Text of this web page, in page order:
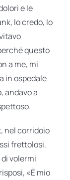
e le
lo credo, lo
questo
a me, mi
in ospedale
andavo a
nel corridoio
frettolosi.
volermi
«È mio